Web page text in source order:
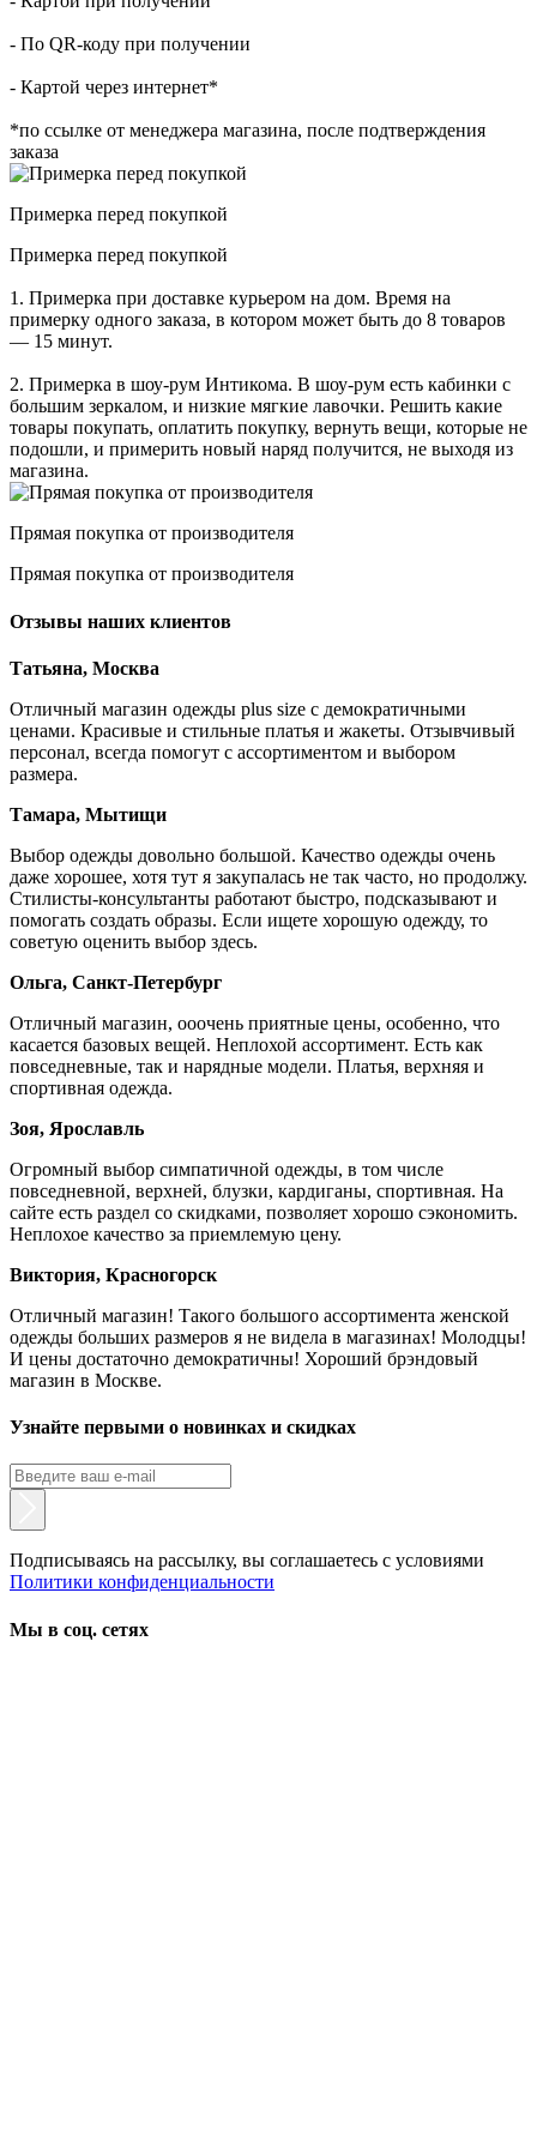
- По QR-коду при получении
- Картой через интернет*
*по ссылке от менеджера магазина, после подтверждения
заказа
Примерка перед покупкой
Примерка перед покупкой
1. Примерка при доставке курьером на дом. Время на
примерку одного заказа, в котором может быть до 8 товаров
— 15 минут.
2. Примерка в шоу-рум Интикома. В шоу-рум есть кабинки с
большим зеркалом, и низкие мягкие лавочки. Решить какие
товары покупать, оплатить покупку, вернуть вещи, которые не
подошли, и примерить новый наряд получится, не выходя из
магазина.
Прямая покупка от производителя
Прямая покупка от производителя
Отзывы наших клиентов
Татьяна, Москва
Отличный магазин одежды plus size с демократичными
ценами. Красивые и стильные платья и жакеты. Отзывчивый
персонал, всегда помогут с ассортиментом и выбором
размера.
Тамара, Мытищи
Выбор одежды довольно большой. Качество одежды очень
даже хорошее, хотя тут я закупалась не так часто, но продолжу.
Стилисты-консультанты работают быстро, подсказывают и
помогать создать образы. Если ищете хорошую одежду, то
советую оценить выбор здесь.
Ольга, Санкт-Петербург
Отличный магазин, ооочень приятные цены, особенно, что
касается базовых вещей. Неплохой ассортимент. Есть как
повседневные, так и нарядные модели. Платья, верхняя и
спортивная одежда.
Зоя, Ярославль
Огромный выбор симпатичной одежды, в том числе
повседневной, верхней, блузки, кардиганы, спортивная. На
сайте есть раздел со скидками, позволяет хорошо сэкономить.
Неплохое качество за приемлемую цену.
Виктория, Красногорск
Отличный магазин! Такого большого ассортимента женской
одежды больших размеров я не видела в магазинах! Молодцы!
И цены достаточно демократичны! Хороший брэндовый
магазин в Москве.
Узнайте первыми о новинках и скидках
Подписываясь на рассылку, вы соглашаетесь с условиями
Политики конфиденциальности
Мы в соц. сетях